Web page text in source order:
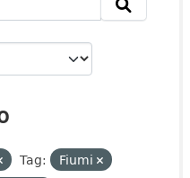
Tag:
Fiumi